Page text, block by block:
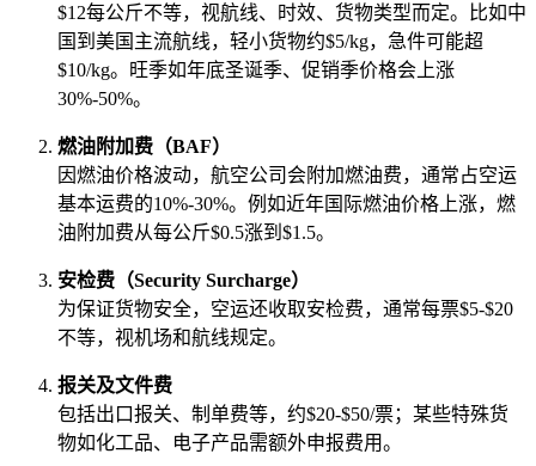
$12每公斤不等，视航线、时效、货物类型而定。比如中
国到美国主流航线，轻小货物约$5/kg，急件可能超
$10/kg。旺季如年底圣诞季、促销季价格会上涨
30%-50%。
燃油附加费（BAF）
因燃油价格波动，航空公司会附加燃油费，通常占空运
基本运费的10%-30%。例如近年国际燃油价格上涨，燃
油附加费从每公斤$0.5涨到$1.5。
安检费（Security Surcharge）
为保证货物安全，空运还收取安检费，通常每票$5-$20
不等，视机场和航线规定。
报关及文件费
包括出口报关、制单费等，约$20-$50/票；某些特殊货
物如化工品、电子产品需额外申报费用。